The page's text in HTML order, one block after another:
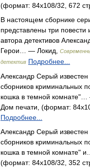
(формат: 84x108/32, 672
В настоящем сборнике
представлены три повести
автора детективов
Герои… — Локид,
детектив Подробнее...
Александр Серый известен
сборников криминальных
кошка в темной
Дом печати, (формат:
Подробнее...
Александр Серый известен
сборников криминальных
кошка в темной комнате"
(формат: 84x108/32, 352